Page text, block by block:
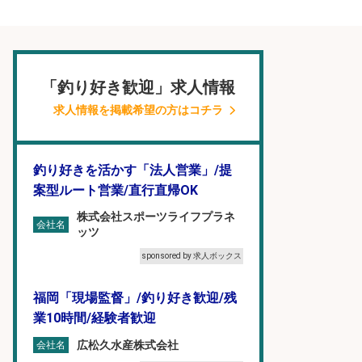
「釣り好き歓迎」求人情報
求人情報を掲載希望の方はコチラ
釣り好きを活かす「法人営業」/提
案型ルート営業/直行直帰OK
会社名
株式会社スポーツライフプラネ
ッツ
sponsored by 求人ボックス
福岡「現場監督」/釣り好き歓迎/残
業10時間/経験者歓迎
会社名 広松久水産株式会社